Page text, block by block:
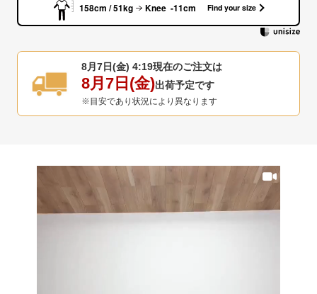
158cm / 51kg Knee -11cm Find your size
8月7日(金) 4:19現在のご注文は
8月7日(金)出荷予定です
※目安であり状況により異なります